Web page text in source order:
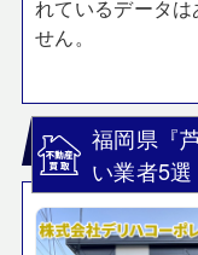
れているデータは
せん。
福岡県『
い業者5選